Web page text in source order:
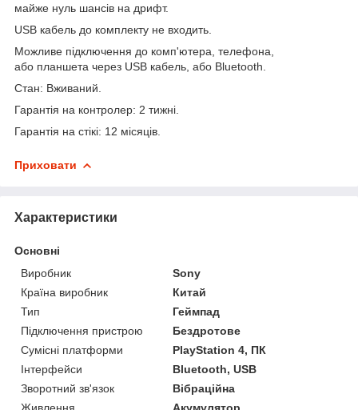
майже нуль шансів на дрифт.
USB кабель до комплекту не входить.
Можливе підключення до комп'ютера, телефона,
або планшета через USB кабель, або Bluetooth.
Стан: Вживаний.
Гарантія на контролер: 2 тижні.
Гарантія на стікі: 12 місяців.
Приховати
Характеристики
Основні
Виробник
Sony
Країна виробник
Китай
Тип
Геймпад
Підключення пристрою
Бездротове
Сумісні платформи
PlayStation 4, ПК
Інтерфейси
Bluetooth, USB
Зворотний зв'язок
Вібраційна
Живлення
Акумулятор